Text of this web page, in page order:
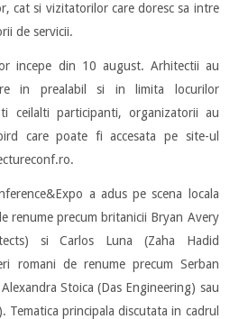
cat si vizitatorilor care doresc sa intre
de servicii.
incepe din 10 august. Arhitectii au
in prealabil si in limita locurilor
ceilalti participanti, organizatorii au
care poate fi accesata pe site-ul
a adus pe scena locala
renume precum britanicii Bryan Avery
si Carlos Luna (Zaha Hadid
romani de renume precum Serban
Stoica (Das Engineering) sau
Tematica principala discutata in cadrul